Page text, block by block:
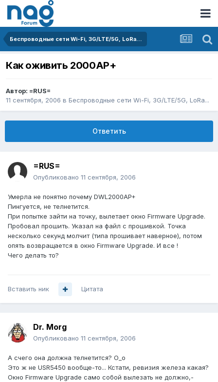
Беспроводные сети Wi-Fi, 3G/LTE/5G, LoRa...
Как оживить 2000AP+
Автор: =RUS=
11 сентября, 2006 в Беспроводные сети Wi-Fi, 3G/LTE/5G, LoRa...
Ответить
=RUS=
Опубликовано 11 сентября, 2006
Умерла не понятно почему DWL2000AP+
Пингуется, не телнетится.
При попытке зайти на точку, вылетает окно Firmware Upgrade.
Пробовал прошить. Указал на файл с прошивкой. Точка
несколько секунд молчит (типа прошивает наверное), потом
опять возвращается в окно Firmware Upgrade. И все !
Чего делать то?
Вставить ник Цитата
Dr. Morg
Опубликовано 11 сентября, 2006
А счего она должна телнетится? О_о
Это ж не USR5450 вообще-то... Кстати, ревизия железа какая?
Окно Firmware Upgrade само собой вылезать не должно,-